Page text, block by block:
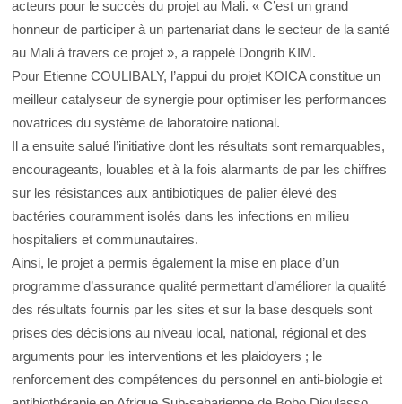
acteurs pour le succès du projet au Mali. « C’est un grand
honneur de participer à un partenariat dans le secteur de la santé
au Mali à travers ce projet », a rappelé Dongrib KIM.
Pour Etienne COULIBALY, l’appui du projet KOICA constitue un
meilleur catalyseur de synergie pour optimiser les performances
novatrices du système de laboratoire national.
Il a ensuite salué l’initiative dont les résultats sont remarquables,
encourageants, louables et à la fois alarmants de par les chiffres
sur les résistances aux antibiotiques de palier élevé des
bactéries couramment isolés dans les infections en milieu
hospitaliers et communautaires.
Ainsi, le projet a permis également la mise en place d’un
programme d’assurance qualité permettant d’améliorer la qualité
des résultats fournis par les sites et sur la base desquels sont
prises des décisions au niveau local, national, régional et des
arguments pour les interventions et les plaidoyers ; le
renforcement des compétences du personnel en anti-biologie et